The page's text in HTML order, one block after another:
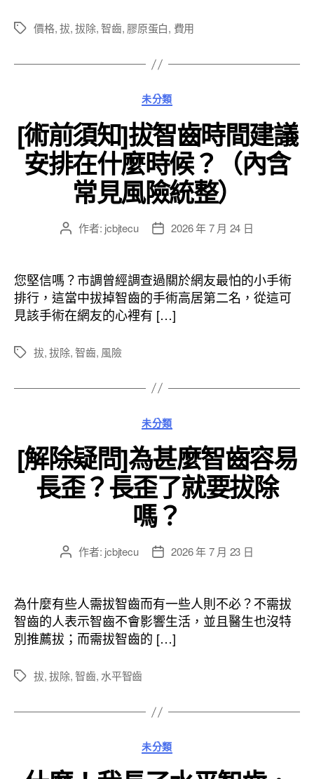
標
價格,拔,拔除,智齒, 膠原蛋白, 費用
分
類
未分類
[術前須知]拔智齒時間建議
安排在什麼時候？（內含
常見風險統整）
文
者
作者: jcbjtecu
文
佈
日
期
2026 年 7 月 24 日
您堅信嗎？市調曾經調查過關於網友最怕的小手術
排行，這當中拔掉智齒的手術高居第二名，從這可
見該手術在網友的心裡有 […]
標
拔,拔除,智齒, 風險
分
類
未分類
[解除疑問]為甚麼智齒容易
長歪？長歪了就要拔除
嗎？
文
者
作者: jcbjtecu
文
佈
日
期
2026 年 7 月 23 日
為什麼有些人需拔智齒而有一些人則不必？不需拔
智齒的人表示智齒不會影響生活，並且醫生也沒特
別推薦拔；而需拔智齒的 […]
標
拔,拔除,智齒, 水平智齒
分
類
未分類